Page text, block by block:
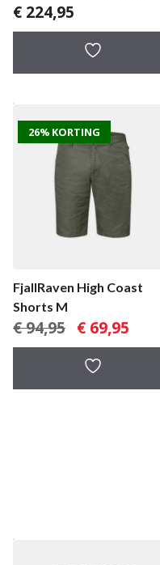
€ 224,95
26% KORTING
FjallRaven High Coast
Shorts M
€94,95
Oorspronkelijke
was:
€ 94,95.
€ 69,95